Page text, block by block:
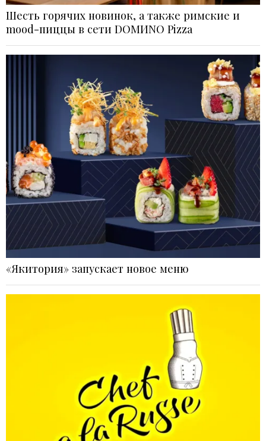
Шесть горячих новинок, а также римские и
mood-пиццы в сети DOMИNO Pizza
«Якитория» запускает новое меню